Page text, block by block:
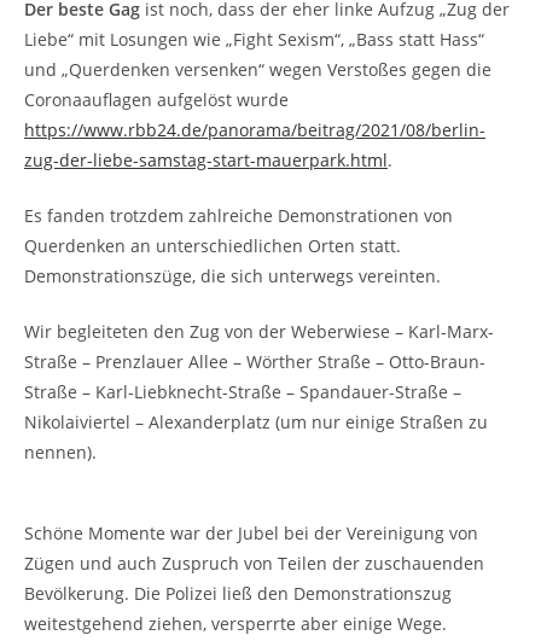
Der beste Gag ist noch, dass der eher linke Aufzug „Zug der
Liebe“ mit Losungen wie „Fight Sexism“, „Bass statt Hass“
und „Querdenken versenken“ wegen Verstoßes gegen die
Coronaauflagen aufgelöst wurde
https://www.rbb24.de/panorama/beitrag/2021/08/berlin-
zug-der-liebe-samstag-start-mauerpark.html.
Es fanden trotzdem zahlreiche Demonstrationen von
Querdenken an unterschiedlichen Orten statt.
Demonstrationszüge, die sich unterwegs vereinten.
Wir begleiteten den Zug von der Weberwiese – Karl-Marx-
Straße – Prenzlauer Allee – Wörther Straße – Otto-Braun-
Straße – Karl-Liebknecht-Straße – Spandauer-Straße –
Nikolaiviertel – Alexanderplatz (um nur einige Straßen zu
nennen).
Schöne Momente war der Jubel bei der Vereinigung von
Zügen und auch Zuspruch von Teilen der zuschauenden
Bevölkerung. Die Polizei ließ den Demonstrationszug
weitestgehend ziehen, versperrte aber einige Wege.